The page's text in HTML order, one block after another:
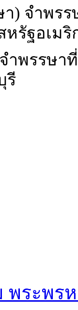
) จำพรร
รัฐอเมริ
พรรษา
รี
พระพ